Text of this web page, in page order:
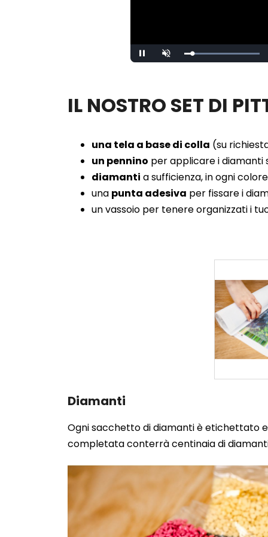
Unmute Loaded:
100.00%
IL NOSTRO SET DI
una tela a base di colla (su
un pennino per applicare i diamanti
diamanti a sufficienza, in ogni
una punta adesiva per fissare i
un vassoio per tenere organizzati i
Diamanti
Ogni sacchetto di diamanti è etichettato
completata conterrà centinaia di